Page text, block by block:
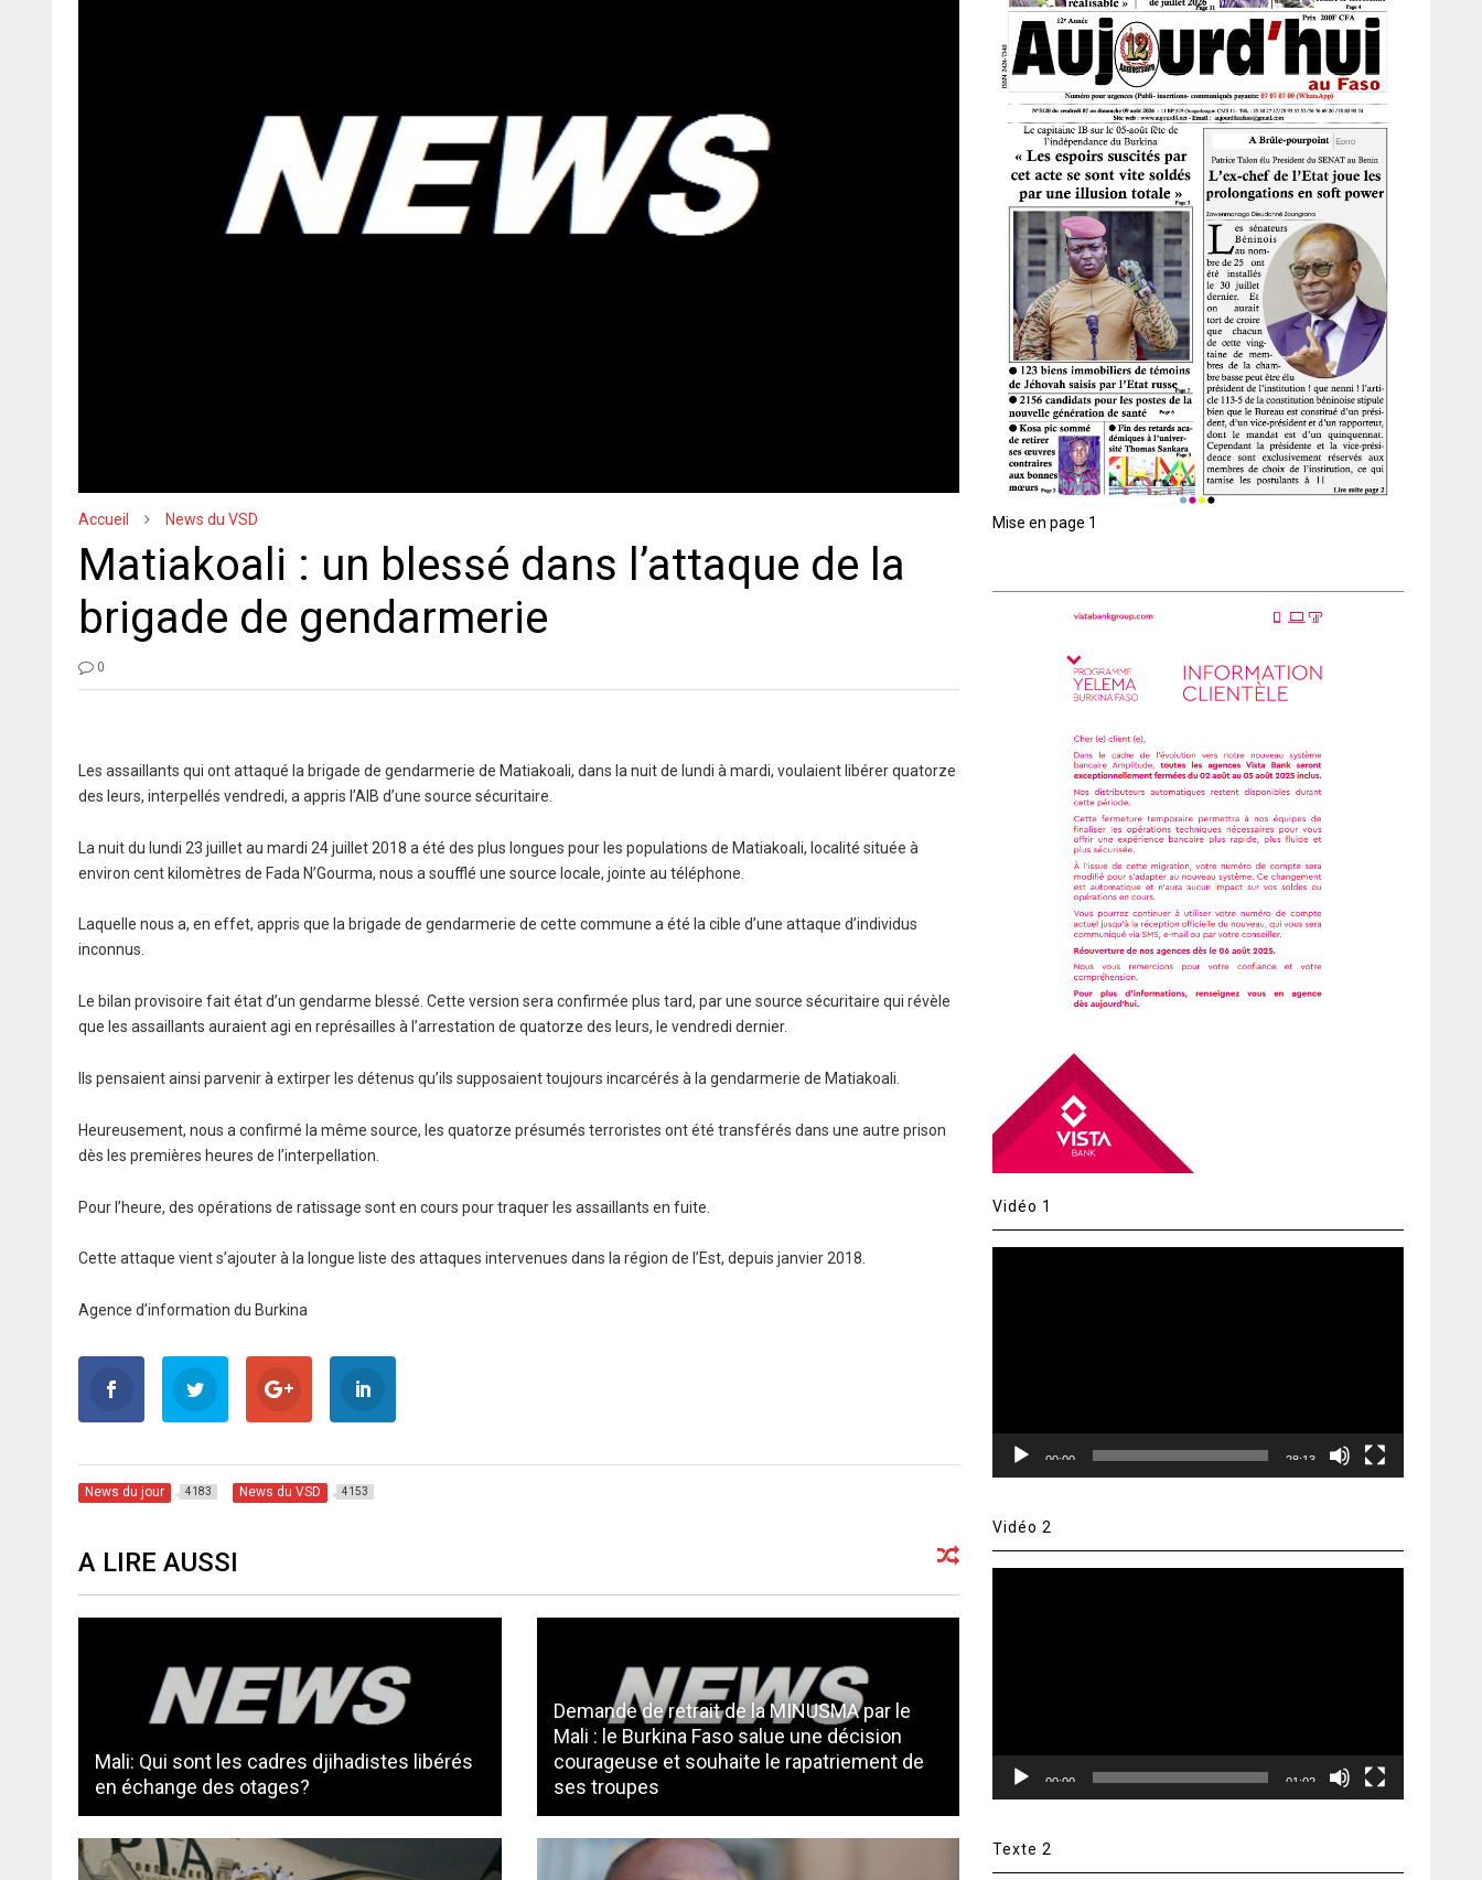
Accueil News du VSD
Matiakoali : un blessé dans l’attaque de la
brigade de gendarmerie
0
Les assaillants qui ont attaqué la brigade de gendarmerie de Matiakoali, dans la nuit de lundi à mardi, voulaient libérer quatorze
des leurs, interpellés vendredi, a appris l’AIB d’une source sécuritaire.
La nuit du lundi 23 juillet au mardi 24 juillet 2018 a été des plus longues pour les populations de Matiakoali, localité située à
environ cent kilomètres de Fada N’Gourma, nous a soufflé une source locale, jointe au téléphone.
Laquelle nous a, en effet, appris que la brigade de gendarmerie de cette commune a été la cible d’une attaque d’individus
inconnus.
Le bilan provisoire fait état d’un gendarme blessé. Cette version sera confirmée plus tard, par une source sécuritaire qui révèle
que les assaillants auraient agi en représailles à l’arrestation de quatorze des leurs, le vendredi dernier.
Ils pensaient ainsi parvenir à extirper les détenus qu’ils supposaient toujours incarcérés à la gendarmerie de Matiakoali.
Heureusement, nous a confirmé la même source, les quatorze présumés terroristes ont été transférés dans une autre prison
dès les premières heures de l’interpellation.
Pour l’heure, des opérations de ratissage sont en cours pour traquer les assaillants en fuite.
Cette attaque vient s’ajouter à la longue liste des attaques intervenues dans la région de l’Est, depuis janvier 2018.
Agence d’information du Burkina
News du jour 4183 News du VSD 4153
A LIRE AUSSI
Mali: Qui sont les cadres djihadistes libérés
en échange des otages?
Demande de retrait de la MINUSMA par le
Mali : le Burkina Faso salue une décision
courageuse et souhaite le rapatriement de
ses troupes
Mise en page 1
Vidéo 1
00:00 28:13
Vidéo 2
00:00 01:02
Texte 2